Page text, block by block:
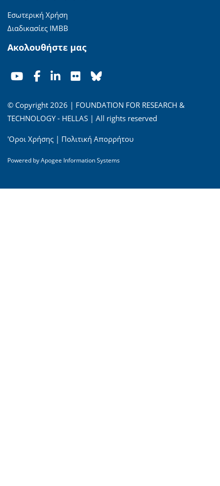
Εσωτερική Χρήση
Διαδικασίες ΙΜΒΒ
Ακολουθήστε μας
© Copyright 2026 | FOUNDATION FOR RESEARCH &
TECHNOLOGY - HELLAS | All rights reserved
'Οροι Χρήσης | Πολιτική Απορρήτου
Powered byApogee Information Systems